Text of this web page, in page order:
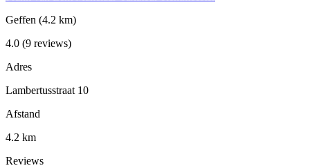
Geffen (4.2 km)
4.0 (9 reviews)
Adres
Lambertusstraat 10
Afstand
4.2 km
Reviews